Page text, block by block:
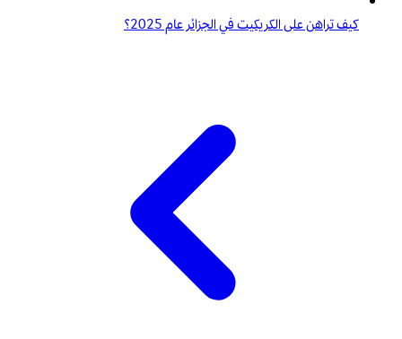
كيف تراهن على الكريكيت في الجزائر عام 2025؟